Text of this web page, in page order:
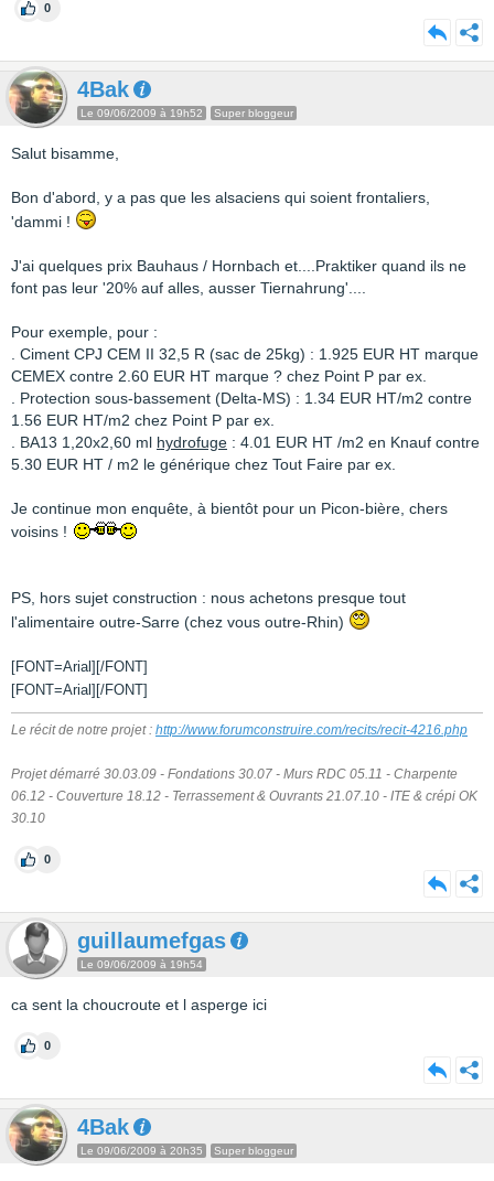
0
4Bak
Le 09/06/2009 à 19h52 Super bloggeur
Salut bisamme,
Bon d'abord, y a pas que les alsaciens qui soient frontaliers,
'dammi !
J'ai quelques prix Bauhaus / Hornbach et....Praktiker quand ils ne
font pas leur '20% auf alles, ausser Tiernahrung'....
Pour exemple, pour :
. Ciment CPJ CEM II 32,5 R (sac de 25kg) : 1.925 EUR HT marque
CEMEX contre 2.60 EUR HT marque ? chez Point P par ex.
. Protection sous-bassement (Delta-MS) : 1.34 EUR HT/m2 contre
1.56 EUR HT/m2 chez Point P par ex.
. BA13 1,20x2,60 ml hydrofuge : 4.01 EUR HT /m2 en Knauf contre
5.30 EUR HT / m2 le générique chez Tout Faire par ex.
Je continue mon enquête, à bientôt pour un Picon-bière, chers
voisins !
PS, hors sujet construction : nous achetons presque tout
l'alimentaire outre-Sarre (chez vous outre-Rhin)
[FONT=Arial][/FONT]
[FONT=Arial][/FONT]
Le récit de notre projet : http://www.forumconstruire.com/recits/recit-4216.php
Projet démarré 30.03.09 - Fondations 30.07 - Murs RDC 05.11 - Charpente
06.12 - Couverture 18.12 - Terrassement & Ouvrants 21.07.10 - ITE & crépi OK
30.10
0
guillaumefgas
Le 09/06/2009 à 19h54
ca sent la choucroute et l asperge ici
0
4Bak
Le 09/06/2009 à 20h35 Super bloggeur